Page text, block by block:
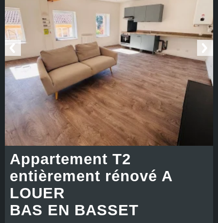
Appartement T2
entièrement rénové A
LOUER
BAS EN BASSET